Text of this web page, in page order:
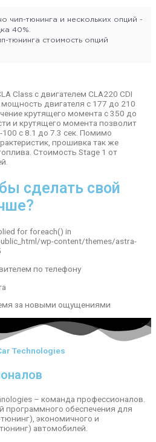
чип-тюнинга и нескольких опций -
40%.
тюнинга стоимость опций
Class с двигателем CLA220 CDI
двигателя с 177 до 210
крутящего момента с 350 до
и крутящего момента позволит
с 8.1 до 7.3 сек. Помимо
прошивка так же
Стоимость Stage 1 от
сделать свой
for foreach() in
wp-content/themes/astra-
по телефону
за новыми ощущениями
Technologies
– команда профессионалов.
программного обеспечения для
экономичного и
автомобилей.